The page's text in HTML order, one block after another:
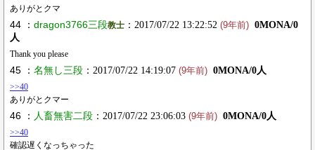
ありがとクマ
44 ： dragon3766三段教士 ：2017/07/22 13:22:52 (9年前) 0MONA/0
人
Thank you please
45 ： 名無し三段 ：2017/07/22 14:19:07 (9年前) 0MONA/0人
>>40
ありがとクマー
46 ： 人畜無害二段 ：2017/07/22 23:06:03 (9年前) 0MONA/0人
>>40
確認遅くなっちゃった